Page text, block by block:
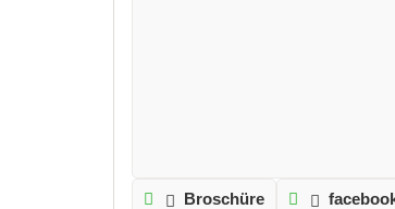
Broschüre